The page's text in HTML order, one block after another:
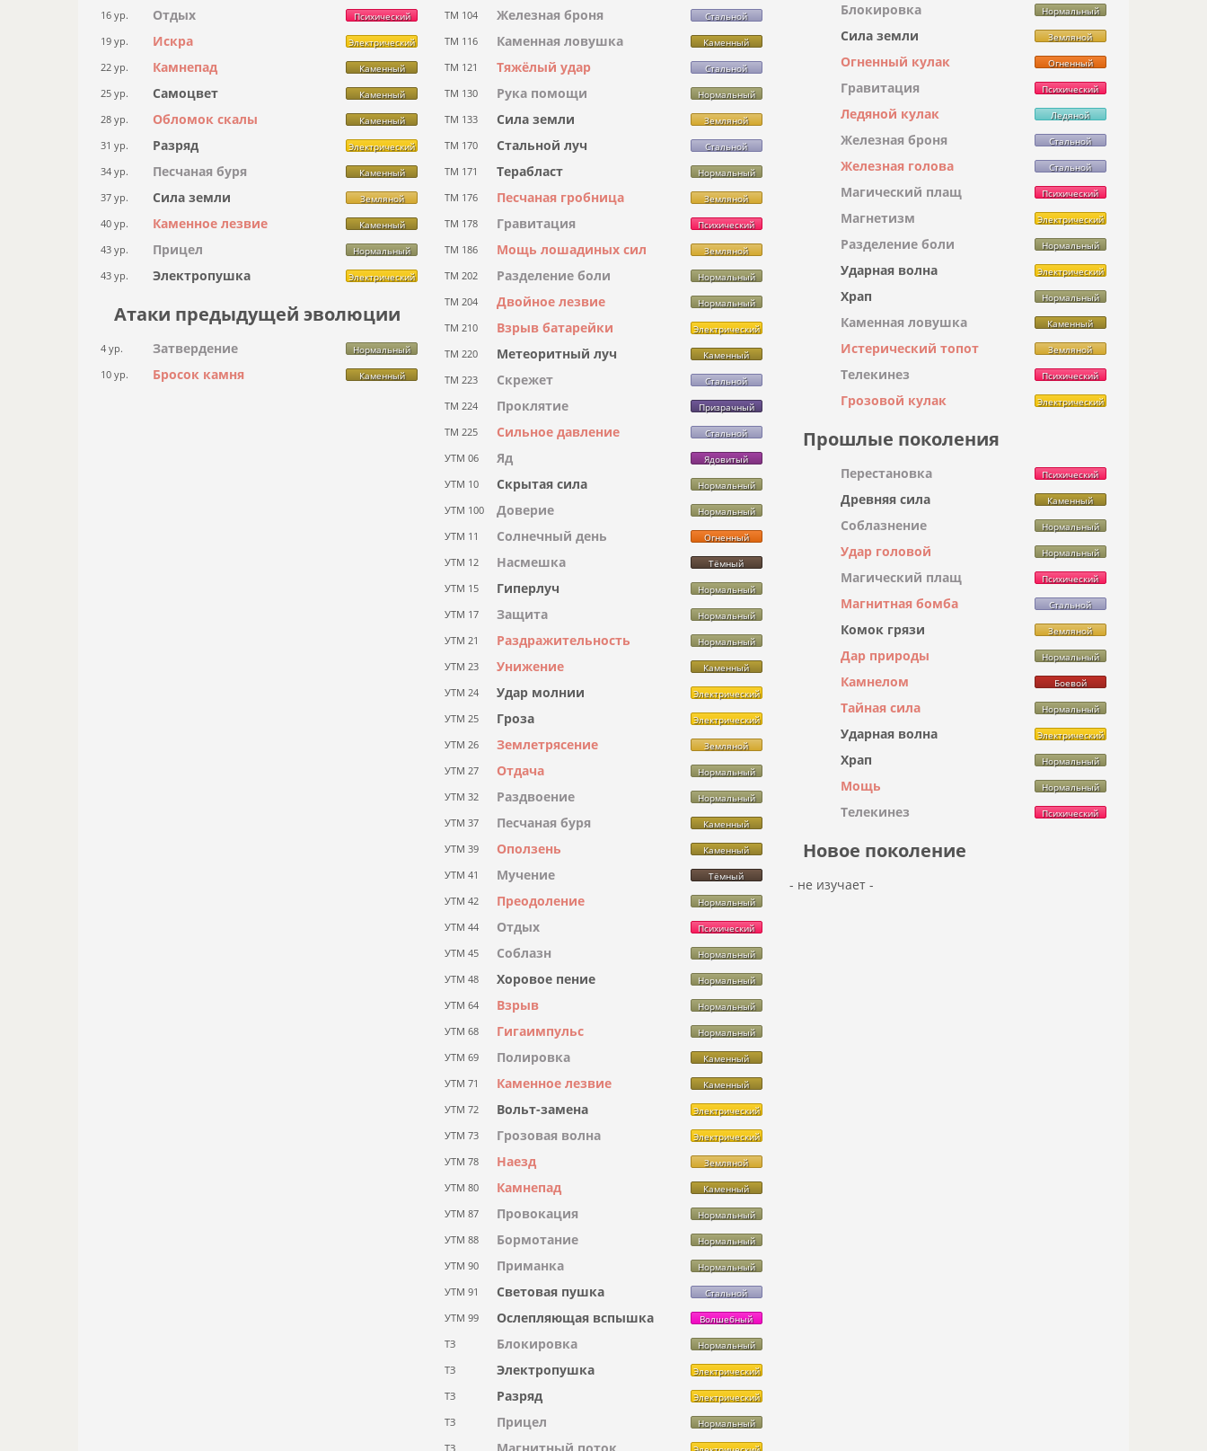
16 ур. Отдых Психический
19 ур. Искра Электрический
22 ур. Камнепад Каменный
25 ур. Самоцвет Каменный
28 ур. Обломок скалы Каменный
31 ур. Разряд Электрический
34 ур. Песчаная буря Каменный
37 ур. Сила земли Земляной
40 ур. Каменное лезвие Каменный
43 ур. Прицел Нормальный
43 ур. Электропушка Электрический
Атаки предыдущей эволюции
4 ур. Затвердение Нормальный
10 ур. Бросок камня Каменный
ТМ 104 Железная броня Стальной
ТМ 116 Каменная ловушка Каменный
ТМ 121 Тяжёлый удар Стальной
ТМ 130 Рука помощи Нормальный
ТМ 133 Сила земли Земляной
ТМ 170 Стальной луч Стальной
ТМ 171 Терабласт Нормальный
ТМ 176 Песчаная гробница Земляной
ТМ 178 Гравитация Психический
ТМ 186 Мощь лошадиных сил Земляной
ТМ 202 Разделение боли Нормальный
ТМ 204 Двойное лезвие Нормальный
ТМ 210 Взрыв батарейки Электрический
ТМ 220 Метеоритный луч Каменный
ТМ 223 Скрежет Стальной
ТМ 224 Проклятие Призрачный
ТМ 225 Сильное давление Стальной
УТМ 06 Яд Ядовитый
УТМ 10 Скрытая сила Нормальный
УТМ 100 Доверие Нормальный
УТМ 11 Солнечный день Огненный
УТМ 12 Насмешка Тёмный
УТМ 15 Гиперлуч Нормальный
УТМ 17 Защита Нормальный
УТМ 21 Раздражительность Нормальный
УТМ 23 Унижение Каменный
УТМ 24 Удар молнии Электрический
УТМ 25 Гроза Электрический
УТМ 26 Землетрясение Земляной
УТМ 27 Отдача Нормальный
УТМ 32 Раздвоение Нормальный
УТМ 37 Песчаная буря Каменный
УТМ 39 Оползень Каменный
УТМ 41 Мучение Тёмный
УТМ 42 Преодоление Нормальный
УТМ 44 Отдых Психический
УТМ 45 Соблазн Нормальный
УТМ 48 Хоровое пение Нормальный
УТМ 64 Взрыв Нормальный
УТМ 68 Гигаимпульс Нормальный
УТМ 69 Полировка Каменный
УТМ 71 Каменное лезвие Каменный
УТМ 72 Вольт-замена Электрический
УТМ 73 Грозовая волна Электрический
УТМ 78 Наезд Земляной
УТМ 80 Камнепад Каменный
УТМ 87 Провокация Нормальный
УТМ 88 Бормотание Нормальный
УТМ 90 Приманка Нормальный
УТМ 91 Световая пушка Стальной
УТМ 99 Ослепляющая вспышка Волшебный
ТЗ Блокировка Нормальный
ТЗ Электропушка Электрический
ТЗ Разряд Электрический
ТЗ Прицел Нормальный
ТЗ
Блокировка Нормальный
Сила земли Земляной
Огненный кулак Огненный
Гравитация Психический
Ледяной кулак Ледяной
Железная броня Стальной
Железная голова Стальной
Магический плащ Психический
Магнетизм Электрический
Разделение боли Нормальный
Ударная волна Электрический
Храп Нормальный
Каменная ловушка Каменный
Истерический топот Земляной
Телекинез Психический
Грозовой кулак Электрический
Прошлые поколения
Перестановка Психический
Древняя сила Каменный
Соблазнение Нормальный
Удар головой Нормальный
Магический плащ Психический
Магнитная бомба Стальной
Комок грязи Земляной
Дар природы Нормальный
Камнелом Боевой
Тайная сила Нормальный
Ударная волна Электрический
Храп Нормальный
Мощь Нормальный
Телекинез Психический
Новое поколение
- не изучает -